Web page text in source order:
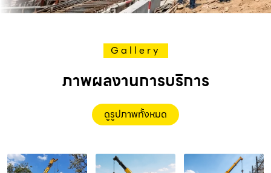
Gallery
ภาพผลงานการบริการ
ดูรูปภาพทั้งหมด